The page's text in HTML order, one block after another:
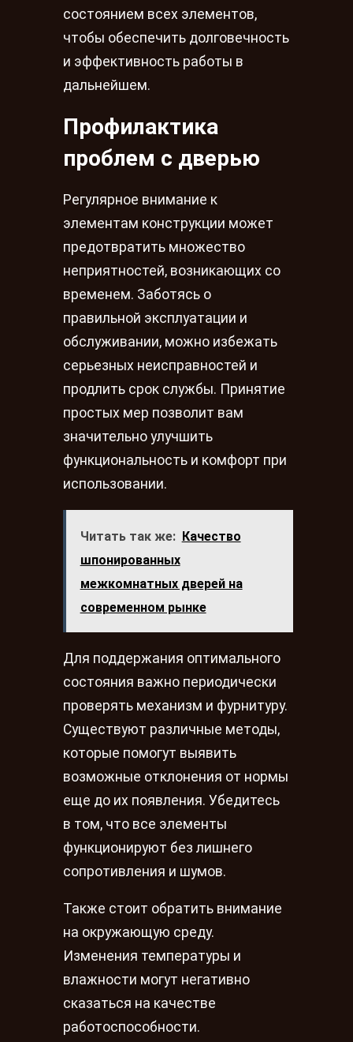
состоянием всех элементов,
чтобы обеспечить долговечность
и эффективность работы в
дальнейшем.
Профилактика
проблем с дверью
Регулярное внимание к
элементам конструкции может
предотвратить множество
неприятностей, возникающих со
временем. Заботясь о
правильной эксплуатации и
обслуживании, можно избежать
серьезных неисправностей и
продлить срок службы. Принятие
простых мер позволит вам
значительно улучшить
функциональность и комфорт при
использовании.
Читать так же: Качество
шпонированных
межкомнатных дверей на
современном рынке
Для поддержания оптимального
состояния важно периодически
проверять механизм и фурнитуру.
Существуют различные методы,
которые помогут выявить
возможные отклонения от нормы
еще до их появления. Убедитесь
в том, что все элементы
функционируют без лишнего
сопротивления и шумов.
Также стоит обратить внимание
на окружающую среду.
Изменения температуры и
влажности могут негативно
сказаться на качестве
работоспособности.